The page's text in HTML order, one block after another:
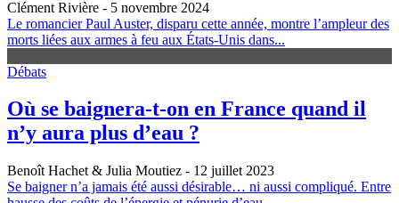
Clément Rivière - 5 novembre 2024
Le romancier Paul Auster, disparu cette année, montre l’ampleur des
morts liées aux armes à feu aux États-Unis dans...
Débats
Où se baignera-t-on en France quand il
n’y aura plus d’eau ?
Benoît Hachet & Julia Moutiez - 12 juillet 2023
Se baigner n’a jamais été aussi désirable… ni aussi compliqué. Entre